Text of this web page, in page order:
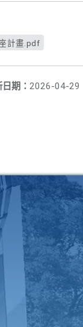
計畫.pdf
期： 2026-04-29